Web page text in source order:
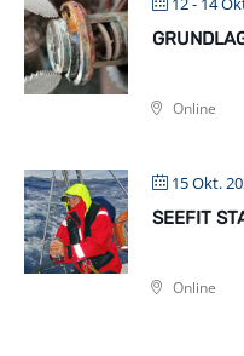
Online
15 Okt.
SEEFIT
Online